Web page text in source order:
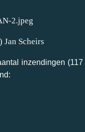
Jan Scheirs
inzendingen